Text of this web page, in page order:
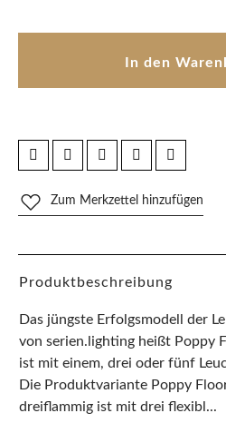
In den
Zum Merkzettel hinzufügen
Produktbeschreibung
Das jüngste Erfolgsmodell der
von serien.lighting heißt Poppy
ist mit einem, drei oder fünf
Die Produktvariante Poppy
dreiflammig ist mit drei flexibl...